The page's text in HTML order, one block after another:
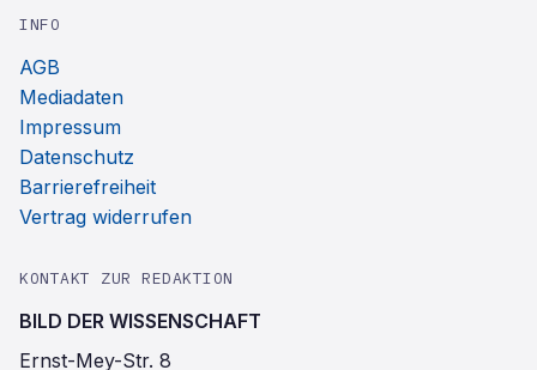
INFO
AGB
Mediadaten
Impressum
Datenschutz
Barrierefreiheit
Vertrag widerrufen
KONTAKT ZUR REDAKTION
BILD DER WISSENSCHAFT
Ernst-Mey-Str. 8